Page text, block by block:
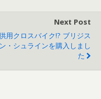
Next Post
用クロスバイク!? ブリジス
・シュラインを購入しまし
た